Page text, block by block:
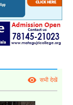
सभी देखें